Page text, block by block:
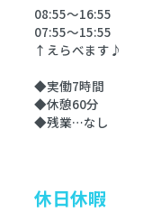
08:55～16:55
07:55～15:55
↑えらべます♪
◆実働7時間
◆休憩60分
◆残業…なし
休日休暇